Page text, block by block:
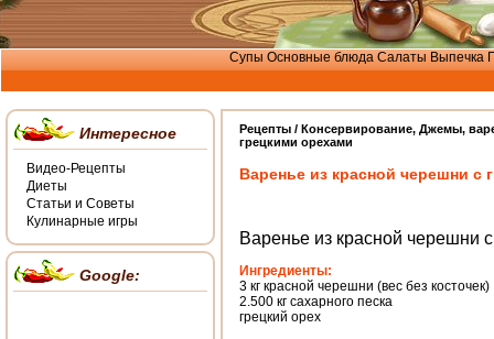
Супы Основные блюда Салаты Выпечка
Рецепты / Консервирование, Джемы,
грецкими орехами
Варенье из красной черешни с
Варенье из красной черешни
Ингредиенты:
3 кг красной черешни (вес без косточек)
2.500 кг сахарного песка
грецкий орех
Интересное
Видео-Рецепты
Диеты
Статьи и Советы
Кулинарные игры
Google: